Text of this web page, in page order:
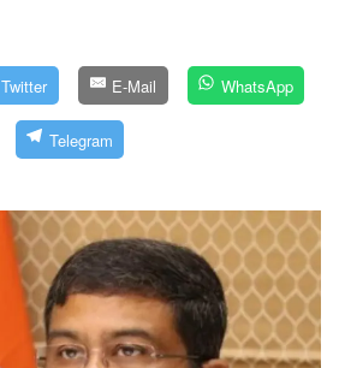
Twitter E-Mail WhatsApp
Telegram